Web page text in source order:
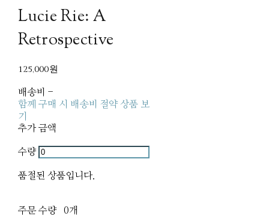
Lucie Rie: A
Retrospective
125,000원
배송비 -
함께 구매 시 배송비 절약 상품 보
기
추가 금액
수량
품절된 상품입니다.
주문 수량
0개